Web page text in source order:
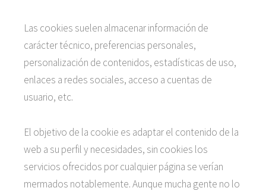
Las cookies suelen almacenar información de
carácter técnico, preferencias personales,
personalización de contenidos, estadísticas de uso,
enlaces a redes sociales, acceso a cuentas de
usuario, etc.
El objetivo de la cookie es adaptar el contenido de la
web a su perfil y necesidades, sin cookies los
servicios ofrecidos por cualquier página se verían
mermados notablemente. Aunque mucha gente no lo